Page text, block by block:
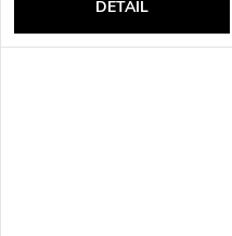
DETAIL